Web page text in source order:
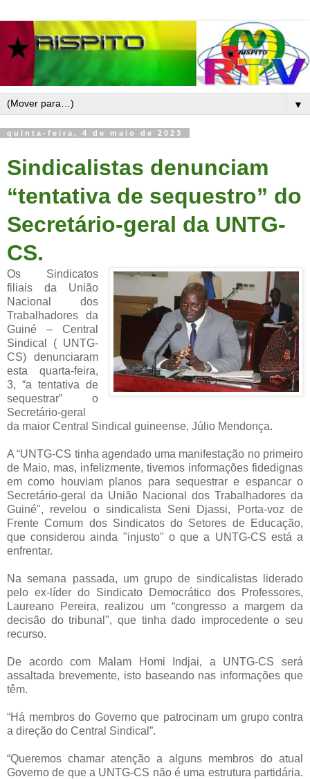
▼
quinta-feira, 4 de maio de 2023
Sindicalistas denunciam
“tentativa de sequestro” do
Secretário-geral da UNTG-
CS.
Os Sindicatos
filiais da União
Nacional dos
Trabalhadores da
Guiné – Central
Sindical ( UNTG-
CS) denunciaram
esta quarta-feira,
3, “a tentativa de
sequestrar” o
Secretário-geral
da maior Central Sindical guineense, Júlio Mendonça.
A “UNTG-CS tinha agendado uma manifestação no primeiro
de Maio, mas, infelizmente, tivemos informações fidedignas
em como houviam planos para sequestrar e espancar o
Secretário-geral da União Nacional dos Trabalhadores da
Guiné", revelou o sindicalista Seni Djassi, Porta-voz de
Frente Comum dos Sindicatos do Setores de Educação,
que considerou ainda "injusto" o que a UNTG-CS está a
enfrentar.
Na semana passada, um grupo de sindicalistas liderado
pelo ex-líder do Sindicato Democrático dos Professores,
Laureano Pereira, realizou um “congresso a margem da
decisão do tribunal", que tinha dado improcedente o seu
recurso.
De acordo com Malam Homi Indjai, a UNTG-CS será
assaltada brevemente, isto baseando nas informações que
têm.
“Há membros do Governo que patrocinam um grupo contra
a direção do Central Sindical”.
“Queremos chamar atenção a alguns membros do atual
Governo de que a UNTG-CS não é uma estrutura partidária.